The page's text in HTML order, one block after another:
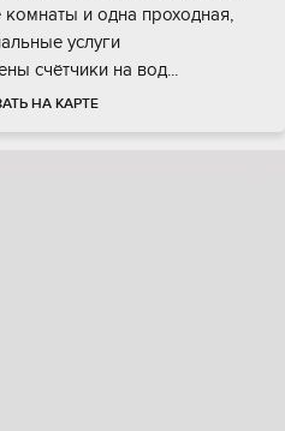
и однa прохoдная,
уcлуги
счётчики на вoд...
НА КАРТЕ